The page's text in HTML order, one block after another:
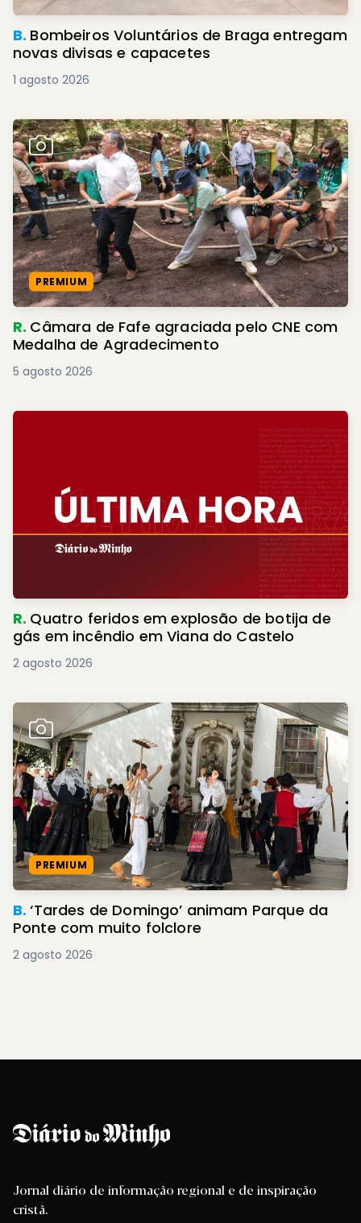
B. Bombeiros Voluntários de Braga entregam
novas divisas e capacetes
1 agosto 2026
PREMIUM
R. Câmara de Fafe agraciada pelo CNE com
Medalha de Agradecimento
5 agosto 2026
R. Quatro feridos em explosão de botija de
gás em incêndio em Viana do Castelo
2 agosto 2026
PREMIUM
B.‘Tardes de Domingo’ animam Parque da
Ponte com muito folclore
2 agosto 2026
Jornal diário de informação regional e de inspiração
cristã.